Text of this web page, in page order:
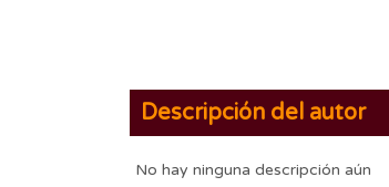
Descripción del autor
No hay ninguna descripción aún